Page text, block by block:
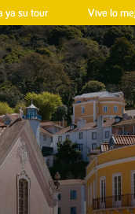
su tour Vive lo